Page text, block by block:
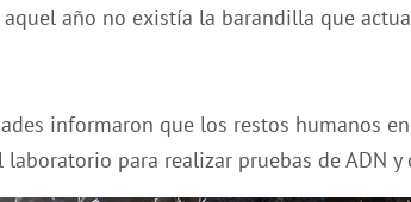
aquel año no existía la barandilla que
informaron que los restos humanos
laboratorio para realizar pruebas de ADN